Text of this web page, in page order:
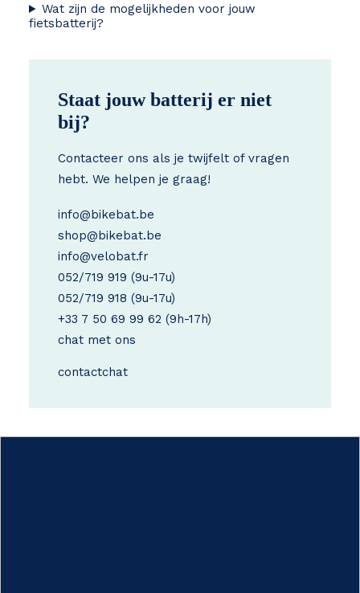
Wat zijn de mogelijkheden voor jouw
fietsbatterij?
Staat jouw batterij er niet
bij?
Contacteer ons als je twijfelt of vragen
hebt. We helpen je graag!
info@bikebat.be
shop@bikebat.be
info@velobat.fr
052/719 919 (9u-17u)
052/719 918 (9u-17u)
+33 7 50 69 99 62 (9h-17h)
chat met ons
contactchat